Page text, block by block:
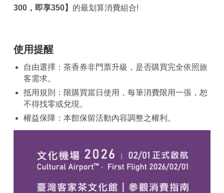
300，即享350】 的最划算消費組合!
使用提醒
自由選擇：茶香券非門票升級，是否購買完全依照旅
客需求。
抵用規則：限購買當日使用，每筆消費限用一張，恕
不得找零或兌現。
權益保障：本館保留活動內容調整之權利。